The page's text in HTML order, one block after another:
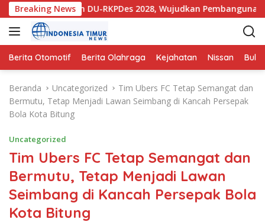
a
g
u
Breaking News
2027 dan DU-RKPDes 2028, Wujudkan Pembangunan
Berita Otomotif Berita Olahraga Kejahatan Nissan
Beranda Uncategorized
Tim Ubers FC Tetap Semangat dan
Bermutu, Tetap Menjadi Lawan Seimbang di Kancah Persepak
Bola Kota Bitung
Uncategorized
Tim Ubers FC Tetap Semangat dan
Bermutu, Tetap Menjadi Lawan
Seimbang di Kancah Persepak Bola
Kota Bitung